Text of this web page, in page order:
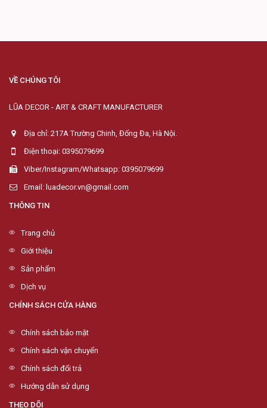
VỀ CHÚNG TÔI
LŨA DECOR - ART & CRAFT MANUFACTURER
Địa chỉ: 217A Trường Chinh, Đống Đa, Hà Nội.
Điện thoại: 0395079699
Viber/Instagram/Whatsapp: 0395079699
Email: luadecor.vn@gmail.com
THÔNG TIN
Trang chủ
Giới thiệu
Sản phẩm
Dịch vụ
CHÍNH SÁCH CỬA HÀNG
Chính sách bảo mật
Chính sách vận chuyển
Chính sách đổi trả
Hướng dẫn sử dụng
THEO DÕI